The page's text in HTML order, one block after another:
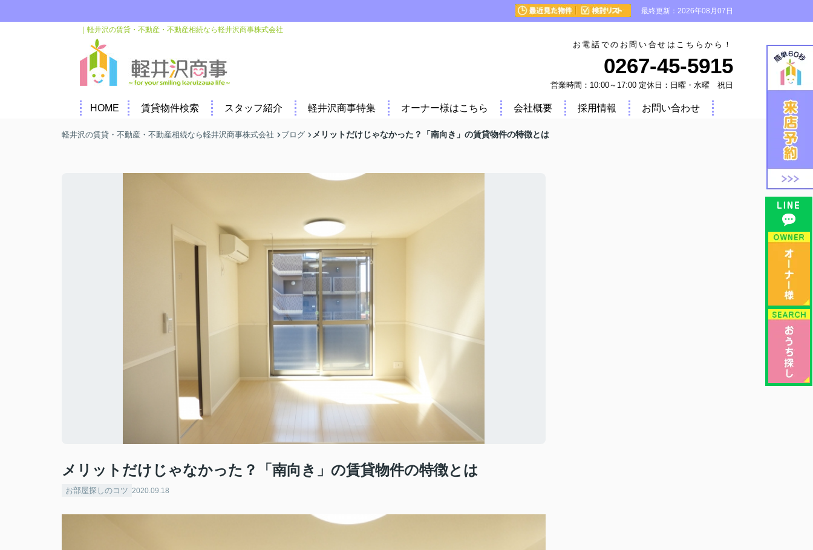
最終更新：2026年08月07日
｜軽井沢の賃貸・不動産・不動産相続なら軽井沢商事株式会社
お電話でのお問い合せはこちらから！
0267-45-5915
営業時間：10:00～17:00 定休日：日曜・水曜 祝日
HOME 賃貸物件検索 スタッフ紹介 軽井沢商事特集 オーナー様はこちら 会社概要 採用情報 お問い合わせ
軽井沢の賃貸・不動産・不動産相続なら軽井沢商事株式会社 ブログ メリットだけじゃなかった？「南向き」の賃貸物件の特徴とは
メリットだけじゃなかった？「南向き」の賃貸物件の特徴とは
お部屋探しのコツ 2020.09.18